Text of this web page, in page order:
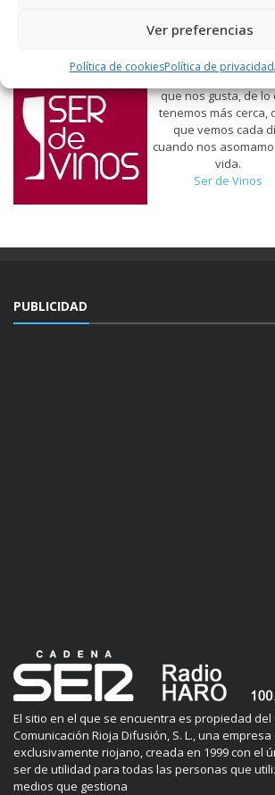
Ver preferencias
Política de cookiesPolítica de privacidad
Hablamos de vinos,
que nos gusta, de lo
tenemos más cerca,
que vemos cada
cuando nos
vida.
Ser de Vinos
PUBLICIDAD
El sitio en el que se encuentra es propiedad del
Comunicación Rioja Difusión, S. L., una
exclusivamente riojano, creada en 1999 con el
ser de utilidad para todas las personas que
medios que gestiona